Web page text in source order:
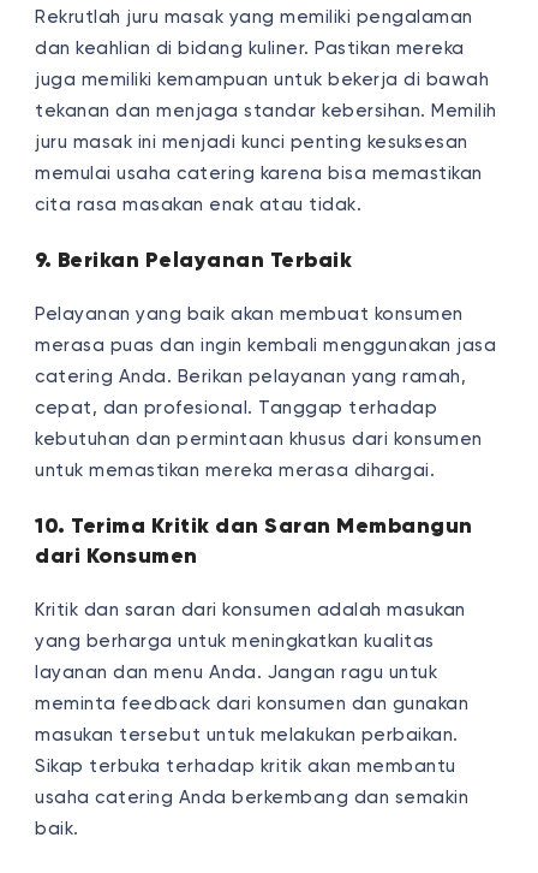
Rekrutlah juru masak yang memiliki pengalaman
dan keahlian di bidang kuliner. Pastikan mereka
juga memiliki kemampuan untuk bekerja di bawah
tekanan dan menjaga standar kebersihan. Memilih
juru masak ini menjadi kunci penting kesuksesan
memulai usaha catering karena bisa memastikan
cita rasa masakan enak atau tidak.
9. Berikan Pelayanan Terbaik
Pelayanan yang baik akan membuat konsumen
merasa puas dan ingin kembali menggunakan jasa
catering Anda. Berikan pelayanan yang ramah,
cepat, dan profesional. Tanggap terhadap
kebutuhan dan permintaan khusus dari konsumen
untuk memastikan mereka merasa dihargai.
10. Terima Kritik dan Saran Membangun
dari Konsumen
Kritik dan saran dari konsumen adalah masukan
yang berharga untuk meningkatkan kualitas
layanan dan menu Anda. Jangan ragu untuk
meminta feedback dari konsumen dan gunakan
masukan tersebut untuk melakukan perbaikan.
Sikap terbuka terhadap kritik akan membantu
usaha catering Anda berkembang dan semakin
baik.